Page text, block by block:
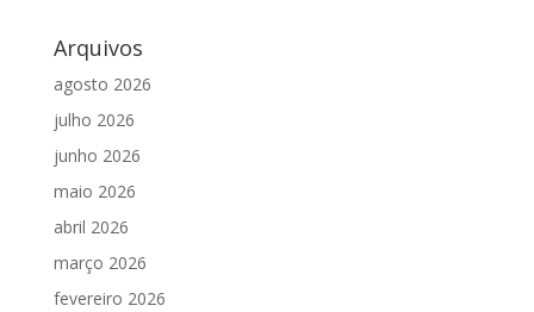
Arquivos
agosto 2026
julho 2026
junho 2026
maio 2026
abril 2026
março 2026
fevereiro 2026